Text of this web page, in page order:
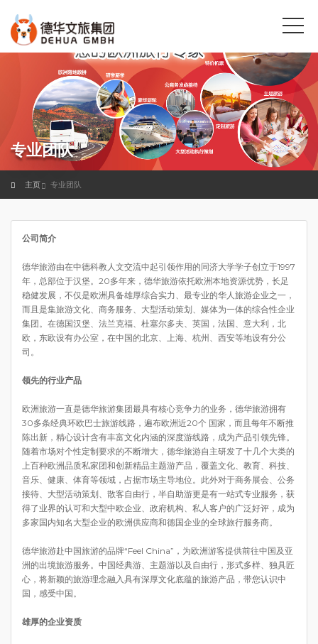
专业团队
主页 专业团队
公司简介
德华旅游由在中德科教人文交流中起引领作用的同济大学学子创立于1997
年，总部位于汉堡。20多年来，德华旅游依托欧洲本地资源优势，长足
稳健发展，不仅是欧洲具备雄厚综合实力、最专业的华人旅游企业之一，
而且是集旅游文化、商务服务、大型活动策划、媒体为一体的综合性企业
集团。在德国汉堡、法兰克福、杜塞尔多夫、英国，法国、意大利，北
欧，东欧设有办公室，在中国的北京、上海、杭州、西安等地设有分公
司。
领先的行业产品
欧洲旅游一直是德华旅游集团最具有核心竞争力的业务，德华旅游拥有
30多条经典环欧巴士旅游线路，遍布欧洲近20个 国家，而且每年不断推
陈出新，精心设计含有丰富文化内涵的深度游线路，成为产品引领先锋。
随着市场对个性定制要求的不断增大，德华旅游自主研发了十几个大类的
上百种欧洲品质私家团和创新精品主题游产品，覆盖文化、教育、科技、
音乐、健康、体育等领域，占据市场主导地位。此外对于商务展会、公务
接待、大型活动策划、散客自由行，半自助游更是有一站式专业服务，获
得了业界的认可和大型中欧企业、政府机构、私人客户的广泛好评，成为
多家国内知名大型企业的欧洲供应商和德国企业的全球旅行服务商。
德华旅游赴中国旅游的品牌“Feel China”，为欧洲游客提供前往中国及亚
洲的出境旅游服务。中国经典游、主题游以及自由行，形式多样、独具匠
心，将新颖的旅游理念融入具有深厚文化底蕴的旅游产品，带您认识中
国，感受中国。
雄厚的企业资质